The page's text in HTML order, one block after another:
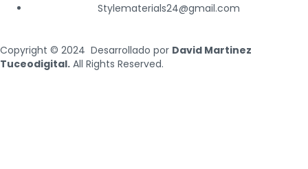
o
k
Stylematerials24@gmail.com
Copyright © 2024 Desarrollado por David Martinez
Tuceodigital. All Rights Reserved.